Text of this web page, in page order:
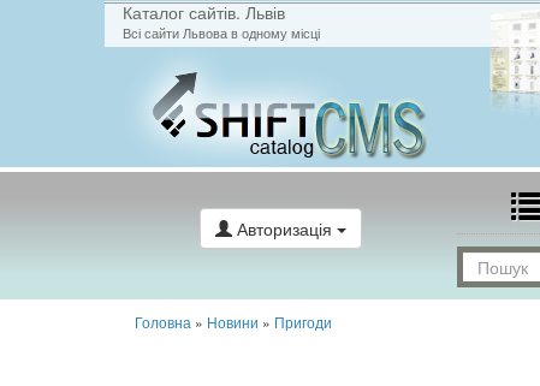
Каталог сайтів. Львів
Всі сайти Львова в одному місці
Авторизація
Головна » Новини » Пригоди